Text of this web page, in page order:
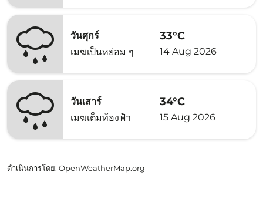
วันศุกร์
เมฆเป็นหย่อม ๆ
33°C
14 Aug 2026
วันเสาร์
เมฆเต็มท้องฟ้า
34°C
15 Aug 2026
ดำเนินการโดย: OpenWeatherMap.org